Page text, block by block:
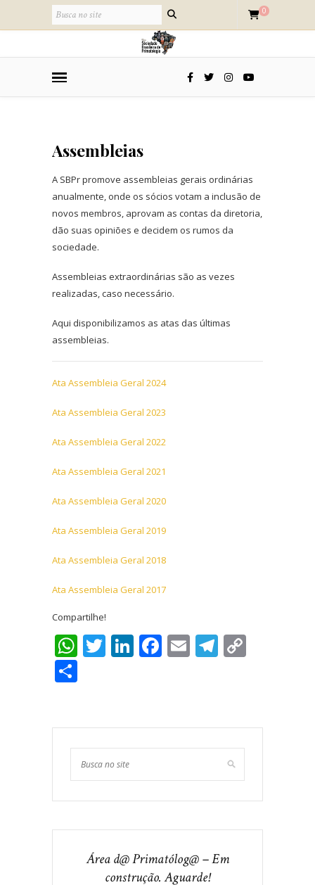
0
Assembleias
A SBPr promove assembleias gerais ordinárias
anualmente, onde os sócios votam a inclusão de
novos membros, aprovam as contas da diretoria,
dão suas opiniões e decidem os rumos da
sociedade.
Assembleias extraordinárias são as vezes
realizadas, caso necessário.
Aqui disponibilizamos as atas das últimas
assembleias.
Ata Assembleia Geral 2024
Ata Assembleia Geral 2023
Ata Assembleia Geral 2022
Ata Assembleia Geral 2021
Ata Assembleia Geral 2020
Ata Assembleia Geral 2019
Ata Assembleia Geral 2018
Ata Assembleia Geral 2017
Compartilhe!
WhatsApp
Twitter
LinkedIn
Facebook
Email
Área d@ Primatólog@ – Em
construção. Aguarde!